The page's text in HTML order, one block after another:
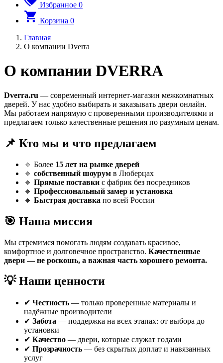
Избранное 0
Корзина 0
Главная
О компании Dverra
О компании DVERRA
Dverra.ru — современный интернет-магазин межкомнатных
дверей. У нас удобно выбирать и заказывать двери онлайн.
Мы работаем напрямую с проверенными производителями и
предлагаем только качественные решения по разумным ценам.
📌 Кто мы и что предлагаем
🔹 Более 15 лет на рынке дверей
🔹 собственный шоурум в Люберцах
🔹 Прямые поставки с фабрик без посредников
🔹 Профессиональный замер и установка
🔹 Быстрая доставка по всей России
🎯 Наша миссия
Мы стремимся помогать людям создавать красивое,
комфортное и долговечное пространство. Качественные
двери — не роскошь, а важная часть хорошего ремонта.
💡 Наши ценности
✔ Честность — только проверенные материалы и
надёжные производители
✔ Забота — поддержка на всех этапах: от выбора до
установки
✔ Качество — двери, которые служат годами
✔ Прозрачность — без скрытых доплат и навязанных
услуг